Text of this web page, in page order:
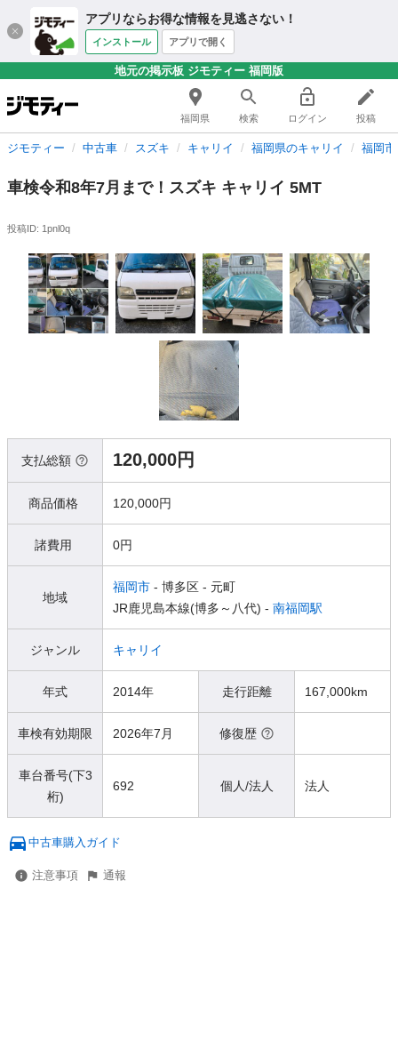
アプリならお得な情報を見逃さない！
インストール アプリで開く
地元の掲示板 ジモティー 福岡版
福岡県 検索 ログイン 投稿
ジモティー 中古車 スズキ キャリイ 福岡県のキャリイ 福岡
車検令和8年7月まで！スズキ キャリイ 5MT
投稿ID: 1pnl0q
支払総額 120,000円
商品価格 120,000円
諸費用 0円
地域
福岡市 - 博多区 - 元町
JR鹿児島本線(博多～八代) - 南福岡駅
ジャンル キャリイ
年式 2014年 走行距離 167,000km
車検有効期限 2026年7月 修復歴
車台番号(下3
桁)
692 個人/法人 法人
中古車購入ガイド
注意事項 通報